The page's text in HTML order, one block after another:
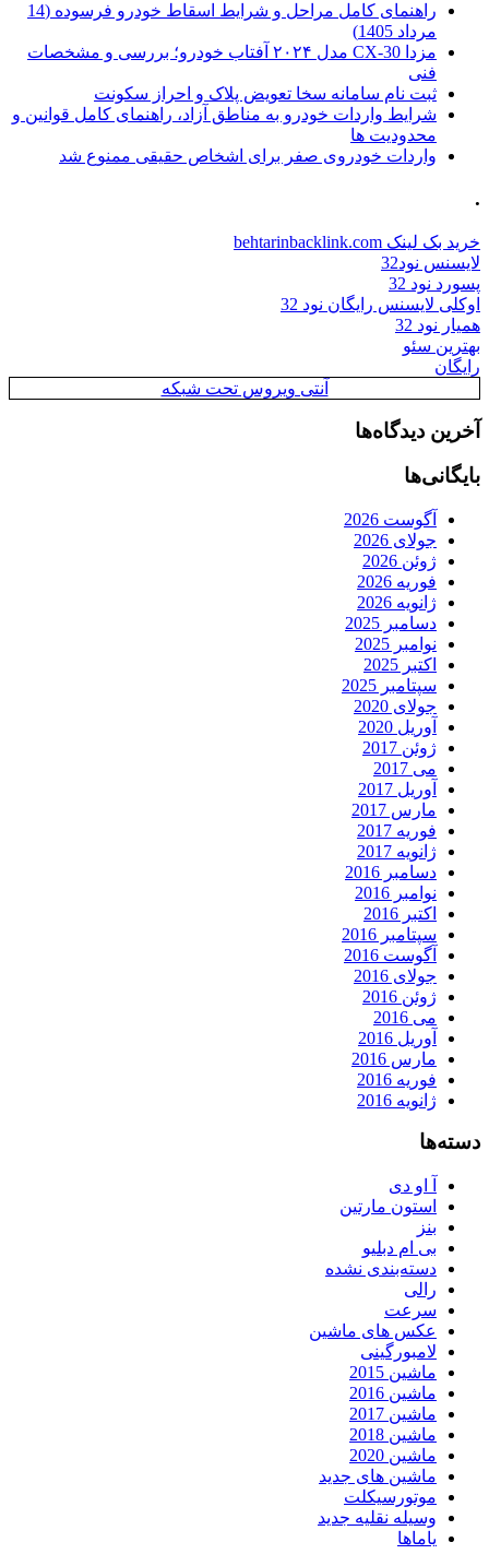
راهنمای کامل مراحل و شرایط اسقاط خودرو فرسوده (14
مرداد 1405)
مزدا CX-30 مدل ۲۰۲۴ آفتاب خودرو؛ بررسی و مشخصات
فنی
ثبت نام سامانه سخا تعویض پلاک و احراز سکونت
شرایط واردات خودرو به مناطق آزاد، راهنمای کامل قوانین و
محدودیت ها
واردات خودروی صفر برای اشخاص حقیقی ممنوع شد
.
خرید بک لینک behtarinbacklink.com
لایسنس نود32
پسورد نود 32
اوکلی لایسنس رایگان نود 32
همیار نود 32
بهترین سئو
رایگان
آنتی ویروس تحت شبکه
آخرین دیدگاه‌ها
بایگانی‌ها
آگوست 2026
جولای 2026
ژوئن 2026
فوریه 2026
ژانویه 2026
دسامبر 2025
نوامبر 2025
اکتبر 2025
سپتامبر 2025
جولای 2020
آوریل 2020
ژوئن 2017
می 2017
آوریل 2017
مارس 2017
فوریه 2017
ژانویه 2017
دسامبر 2016
نوامبر 2016
اکتبر 2016
سپتامبر 2016
آگوست 2016
جولای 2016
ژوئن 2016
می 2016
آوریل 2016
مارس 2016
فوریه 2016
ژانویه 2016
دسته‌ها
آ او دی
استون مارتین
بنز
بی ام دبلیو
دسته‌بندی نشده
رالی
سرعت
عکس های ماشین
لامبورگینی
ماشین 2015
ماشین 2016
ماشین 2017
ماشین 2018
ماشین 2020
ماشین های جدید
موتورسیکلت
وسیله نقلیه جدید
یاماها